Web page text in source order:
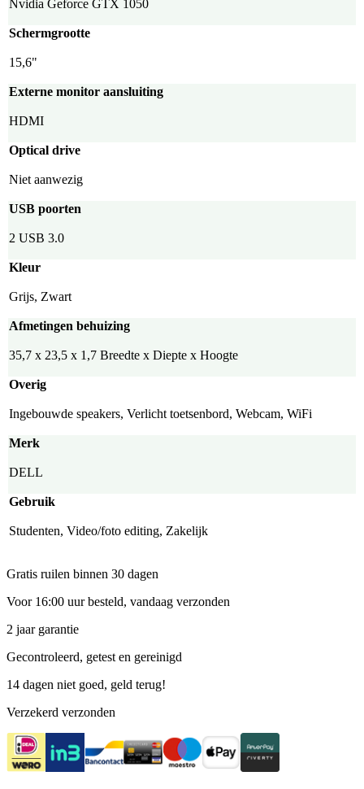
Nvidia Geforce GTX 1050
Schermgrootte
15,6"
Externe monitor aansluiting
HDMI
Optical drive
Niet aanwezig
USB poorten
2 USB 3.0
Kleur
Grijs, Zwart
Afmetingen behuizing
35,7 x 23,5 x 1,7 Breedte x Diepte x Hoogte
Overig
Ingebouwde speakers, Verlicht toetsenbord, Webcam, WiFi
Merk
DELL
Gebruik
Studenten, Video/foto editing, Zakelijk
Gratis ruilen binnen 30 dagen
Voor 16:00 uur besteld, vandaag verzonden
2 jaar garantie
Gecontroleerd, getest en gereinigd
14 dagen niet goed, geld terug!
Verzekerd verzonden